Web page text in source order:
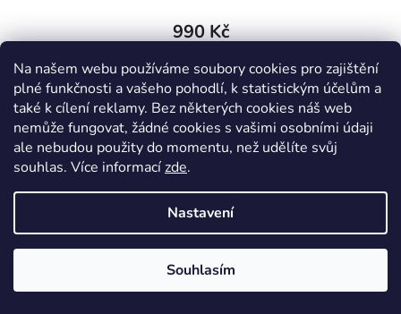
Na našem webu používáme soubory cookies pro zajištění
plné funkčnosti a vašeho pohodlí, k statistickým účelům a
také k cílení reklamy. Bez některých cookies náš web
nemůže fungovat, žádné cookies s vašimi osobními údaji
ale nebudou použity do momentu, než udělíte svůj
souhlas. Více informacízde.
Nastavení
Souhlasím
990 Kč
DETAIL
20